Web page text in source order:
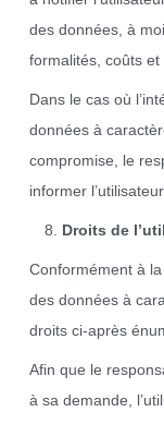
des données, à
formalités, coûts et
Dans le cas où
données à
compromise, le
informer
Droits de
Conformément à
des données à
droits ci-après
Afin que le
à sa demande,